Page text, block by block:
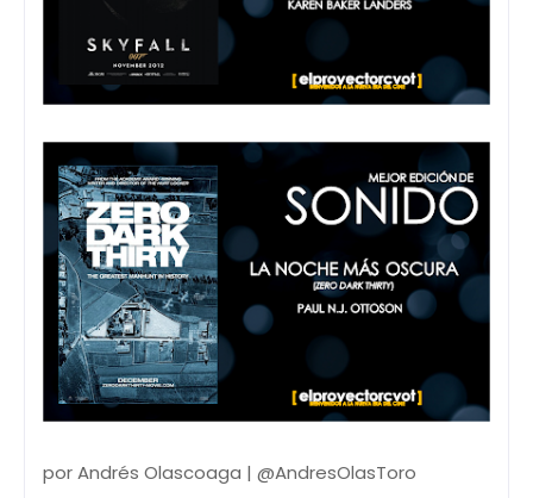
por Andrés Olascoaga | @AndresOlasToro